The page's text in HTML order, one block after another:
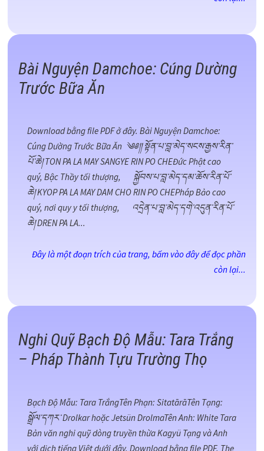
Bài Nguyện Damchoe: Cúng Dường
Trước Bữa Ăn
Download bằng file PDF ở đây. Bài Nguyện Damchoe:
Cúng Dường Trước Bữa Ăn ༄༅།། སྟོན་པ་བླ་མེད་སངས་རྒྱས་རིན་
པོ་ཆེ། TON PA LA MAY SANGYE RIN PO CHEĐức Phật cao
quý, Bậc Thầy tối thượng, སྐྱོབས་པ་བླ་མེད་དམ་ཆོས་རིན་པོ་
ཆེ། KYOP PA LA MAY DAM CHO RIN PO CHEPháp Bảo cao
quý, nơi quy y tối thượng, འདྲེན་པ་བླ་མེད་དགེ་འདུན་རིན་པོ་
ཆེ། DREN PA LA...
Đây là một đoạn trích của trang, bấm vào đây để đọc phần
còn lại...
Nghi Quỹ Bạch Độ Mẫu: Tara Trắng
– Pháp Thành Tựu Trường Thọ
Bạch Độ Mẫu: Tara TrắngTên Phạn: SitatārāTên Tạng:
སྒྲོལ་དཀར་ Drolkar hoặc Jetsün DrolmaTên Anh: White Tara
Bản văn nghi quỹ dòng truyền thừa Kagyü Tạng và Anh
với dịch tiếng Việt dưới đây. Download bằng file PDF. The